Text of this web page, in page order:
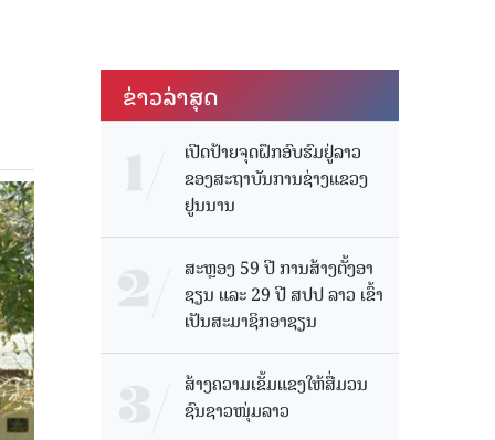
ຂ່າວ​ລ່າ​ສຸດ
ເປີດປ້າຍຈຸດຝຶກອົບຮົມຢູ່ລາວ
ຂອງສະຖາບັນການຊ່າງແຂວງ
ຢູນນານ
ສະຫຼອງ 59 ປີ ການສ້າງຕັ້ງອາ
ຊຽນ ແລະ 29 ປີ ສປປ ລາວ ເຂົ້າ
ເປັນສະມາຊິກອາຊຽນ
ສ້າງຄວາມເຂັ້ມແຂງໃຫ້ສື່ມວນ
ຊົນຊາວໜຸ່ມລາວ